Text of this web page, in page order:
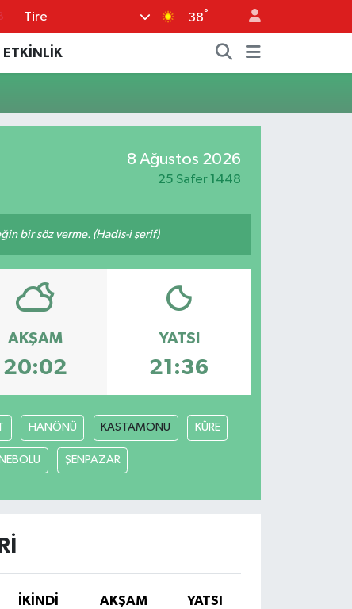
Tire 38°
ETKİNLİK
8 Ağustos 2026
25 Safer 1448
bir söz verme. (Hadis-i şerif)
AKŞAM
20:02
YATSI
21:36
HANÖNÜ KASTAMONU KÜRE
İNEBOLU ŞENPAZAR
İKINDI AKŞAM
YATSI